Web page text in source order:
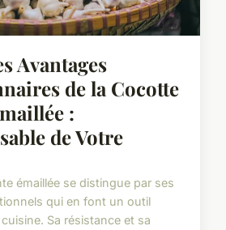
Avantages
de la Cocotte
:
de Votre
émaillée se distingue par ses
qui en font un outil
Sa résistance et sa